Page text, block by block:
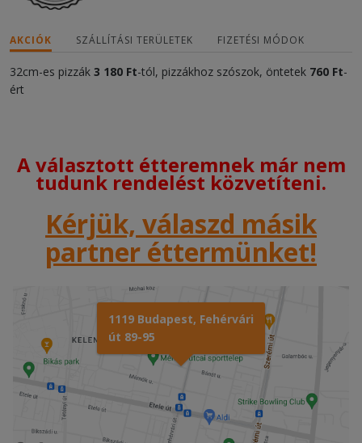
AKCIÓK SZÁLLÍTÁSI TERÜLETEK FIZETÉSI MÓDOK
32cm-es pizzák 3 180 Ft-tól, pizzákhoz szószok, öntetek 760 Ft-
ért
A választott étteremnek már nem
tudunk rendelést közvetíteni.
Kérjük, válaszd másik
partner éttermünket!
1119 Budapest, Fehérvári
út 89-95